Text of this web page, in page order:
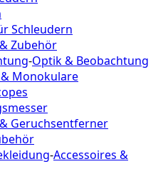
Schleudern
Zubehör
-Optik & Beobachtung
Monokulare
Geruchsentferner
-Accessoires &